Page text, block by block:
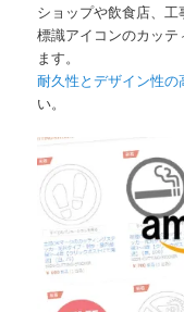
ショップや飲食店、
標識アイコンのカッテ
ます。
耐久性とデザイン性
い。